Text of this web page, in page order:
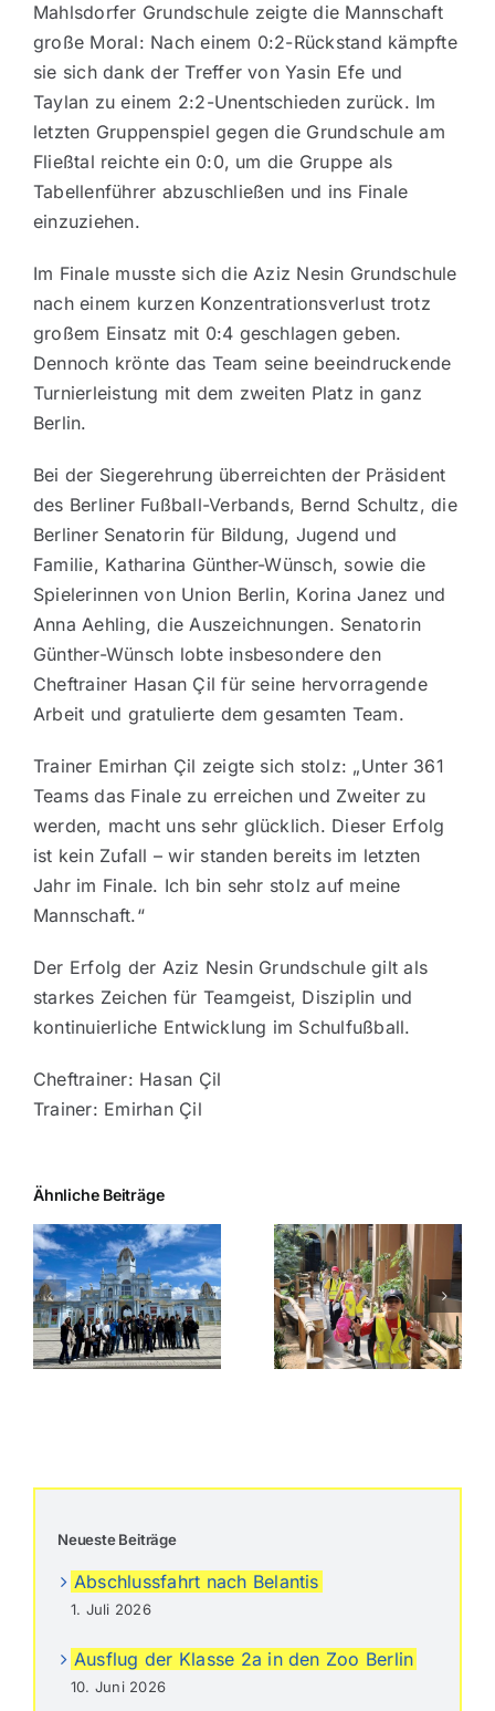
Mahlsdorfer Grundschule zeigte die Mannschaft
große Moral: Nach einem 0:2-Rückstand kämpfte
sie sich dank der Treffer von Yasin Efe und
Taylan zu einem 2:2-Unentschieden zurück. Im
letzten Gruppenspiel gegen die Grundschule am
Fließtal reichte ein 0:0, um die Gruppe als
Tabellenführer abzuschließen und ins Finale
einzuziehen.
Im Finale musste sich die Aziz Nesin Grundschule
nach einem kurzen Konzentrationsverlust trotz
großem Einsatz mit 0:4 geschlagen geben.
Dennoch krönte das Team seine beeindruckende
Turnierleistung mit dem zweiten Platz in ganz
Berlin.
Bei der Siegerehrung überreichten der Präsident
des Berliner Fußball-Verbands, Bernd Schultz, die
Berliner Senatorin für Bildung, Jugend und
Familie, Katharina Günther-Wünsch, sowie die
Spielerinnen von Union Berlin, Korina Janez und
Anna Aehling, die Auszeichnungen. Senatorin
Günther-Wünsch lobte insbesondere den
Cheftrainer Hasan Çil für seine hervorragende
Arbeit und gratulierte dem gesamten Team.
Trainer Emirhan Çil zeigte sich stolz: „Unter 361
Teams das Finale zu erreichen und Zweiter zu
werden, macht uns sehr glücklich. Dieser Erfolg
ist kein Zufall – wir standen bereits im letzten
Jahr im Finale. Ich bin sehr stolz auf meine
Mannschaft.“
Der Erfolg der Aziz Nesin Grundschule gilt als
starkes Zeichen für Teamgeist, Disziplin und
kontinuierliche Entwicklung im Schulfußball.
Cheftrainer: Hasan Çil
Trainer: Emirhan Çil
Ähnliche Beiträge
Ausflug der Klasse
2a in den Zoo
Berlin
Neueste Beiträge
Abschlussfahrt nach Belantis
1. Juli 2026
Ausflug der Klasse 2a in den Zoo Berlin
10. Juni 2026